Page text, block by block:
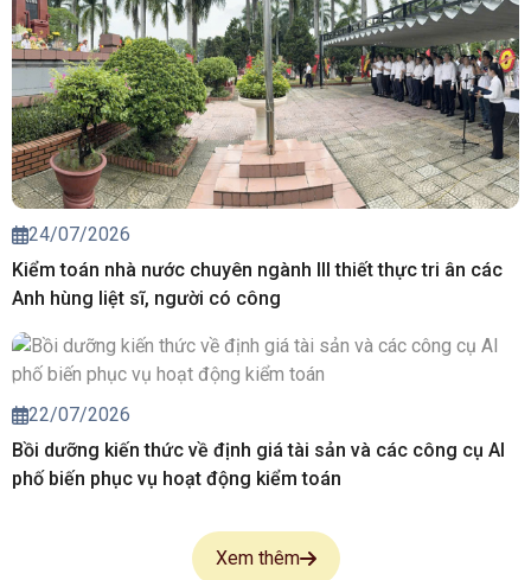
24/07/2026
Kiểm toán nhà nước chuyên ngành III thiết thực tri ân các
Anh hùng liệt sĩ, người có công
22/07/2026
Bồi dưỡng kiến thức về định giá tài sản và các công cụ AI
phố biến phục vụ hoạt động kiểm toán
Xem thêm